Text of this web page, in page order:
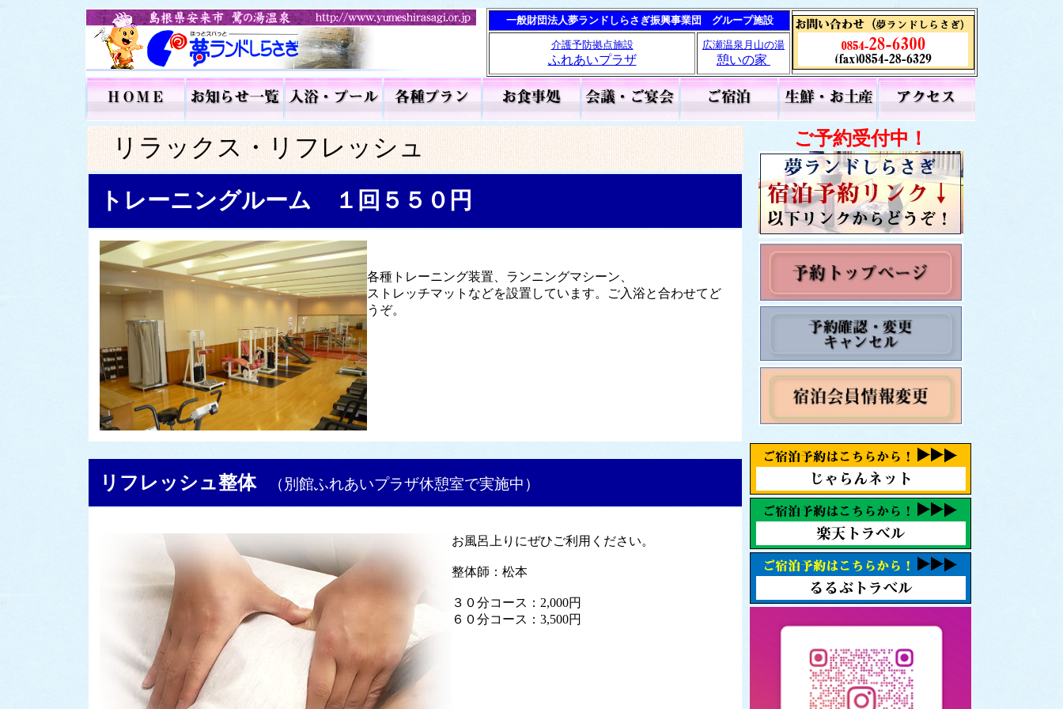
一般財団法人夢ランドしらさぎ振興事業団 グループ施設
介護予防拠点施設
ふれあいプラザ
広瀬温泉月山の湯
憩いの家
リラックス・リフレッシュ ご予約受付中！
トレーニングルーム １回５５０円
各種トレーニング装置、ランニングマシーン、
ストレッチマットなどを設置しています。ご入浴と合わせてど
うぞ。
リフレッシュ整体 （別館ふれあいプラザ休憩室で実施中）
お風呂上りにぜひご利用ください。
整体師：松本
３０分コース：2,000円
６０分コース：3,500円